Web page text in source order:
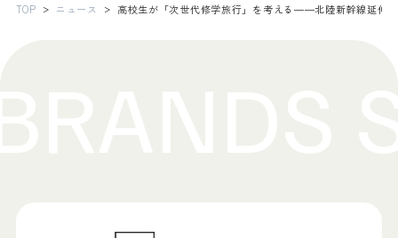
TOP ニュース 高校生が「次世代修学旅行」を考える――北陸新幹線延伸